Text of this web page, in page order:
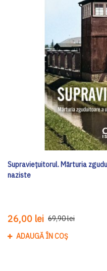
Supraviețuitorul. Mărturia
naziste
26,00 lei 69,90 lei
ADAUGĂ ÎN COȘ